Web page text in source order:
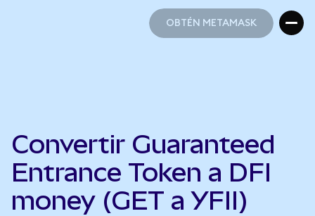
OBTÉN METAMASK
Convertir Guaranteed
Entrance Token a DFI
money (GET a YFII)